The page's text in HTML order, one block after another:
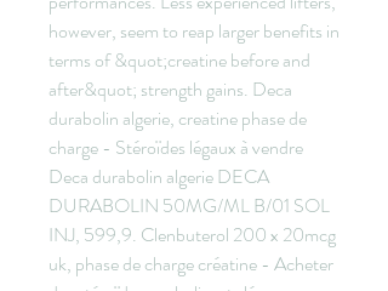
however, seem to reap larger benefits in
terms of &quot;creatine before and
after&quot; strength gains. Deca
durabolin algerie, creatine phase de
charge - Stéroïdes légaux à vendre
Deca durabolin algerie DECA
DURABOLIN 50MG/ML B/01 SOL
INJ, 599,9. Clenbuterol 200 x 20mcg
uk, phase de charge créatine - Acheter